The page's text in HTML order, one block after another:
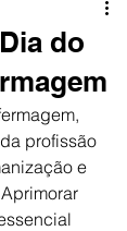
do
profissão
e